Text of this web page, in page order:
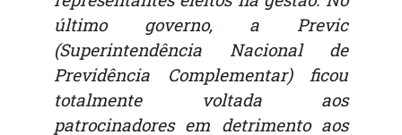
último governo, a Previc
(Superintendência Nacional de
Previdência Complementar) ficou
totalmente voltada aos
patrocinadores em detrimento aos